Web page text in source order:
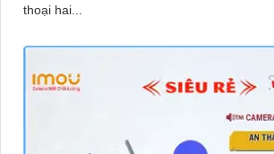
thoại hai...